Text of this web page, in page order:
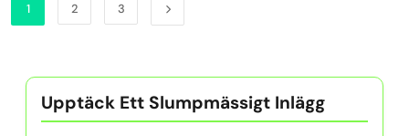
1 2 3
Upptäck Ett Slumpmässigt Inlägg